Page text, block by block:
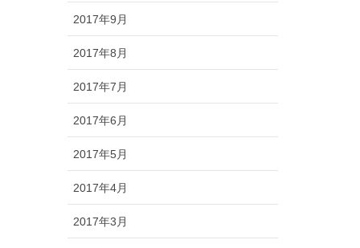
2017年9月
2017年8月
2017年7月
2017年6月
2017年5月
2017年4月
2017年3月